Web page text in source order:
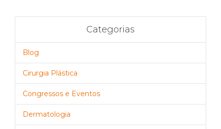
Categorias
Blog
Cirurgia Plástica
Congressos e Eventos
Dermatologia